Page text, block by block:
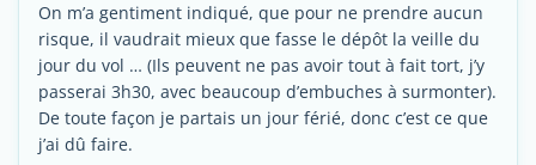
On m’a gentiment indiqué, que pour ne prendre aucun
risque, il vaudrait mieux que fasse le dépôt la veille du
jour du vol … (Ils peuvent ne pas avoir tout à fait tort, j’y
passerai 3h30, avec beaucoup d’embuches à surmonter).
De toute façon je partais un jour férié, donc c’est ce que
j’ai dû faire.